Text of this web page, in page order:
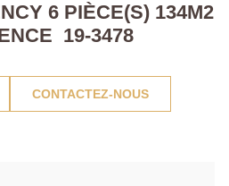
6 PIÈCE(S) 134M2
19-3478
CONTACTEZ-NOUS